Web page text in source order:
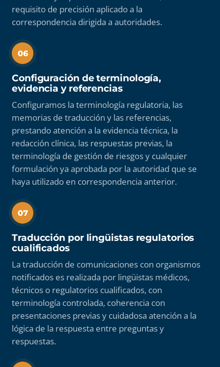
requisito de precisión aplicado a la
correspondencia dirigida a autoridades.
06
Configuración de terminología,
evidencia y referencias
Configuramos la terminología regulatoria, las
memorias de traducción y las referencias,
prestando atención a la evidencia técnica, la
redacción clínica, las respuestas previas, la
terminología de gestión de riesgos y cualquier
formulación ya aprobada por la autoridad que se
haya utilizado en correspondencia anterior.
07
Traducción por lingüistas regulatorios
cualificados
La traducción de comunicaciones con organismos
notificados es realizada por lingüistas médicos,
técnicos o regulatorios cualificados, con
terminología controlada, coherencia con
presentaciones previas y cuidadosa atención a la
lógica de la respuesta entre preguntas y
respuestas.